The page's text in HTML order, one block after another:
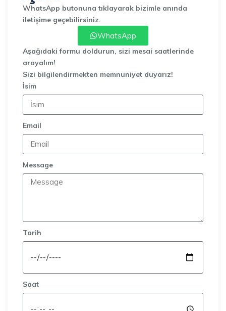
WhatsApp butonuna tıklayarak bizimle anında
iletişime geçebilirsiniz.
WhatsApp
Aşağıdaki formu doldurun, sizi mesai saatlerinde
arayalım!
Sizi bilgilendirmekten memnuniyet duyarız!
İsim
Email
Message
Tarih
Saat